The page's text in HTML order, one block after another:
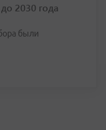
2030 года
были